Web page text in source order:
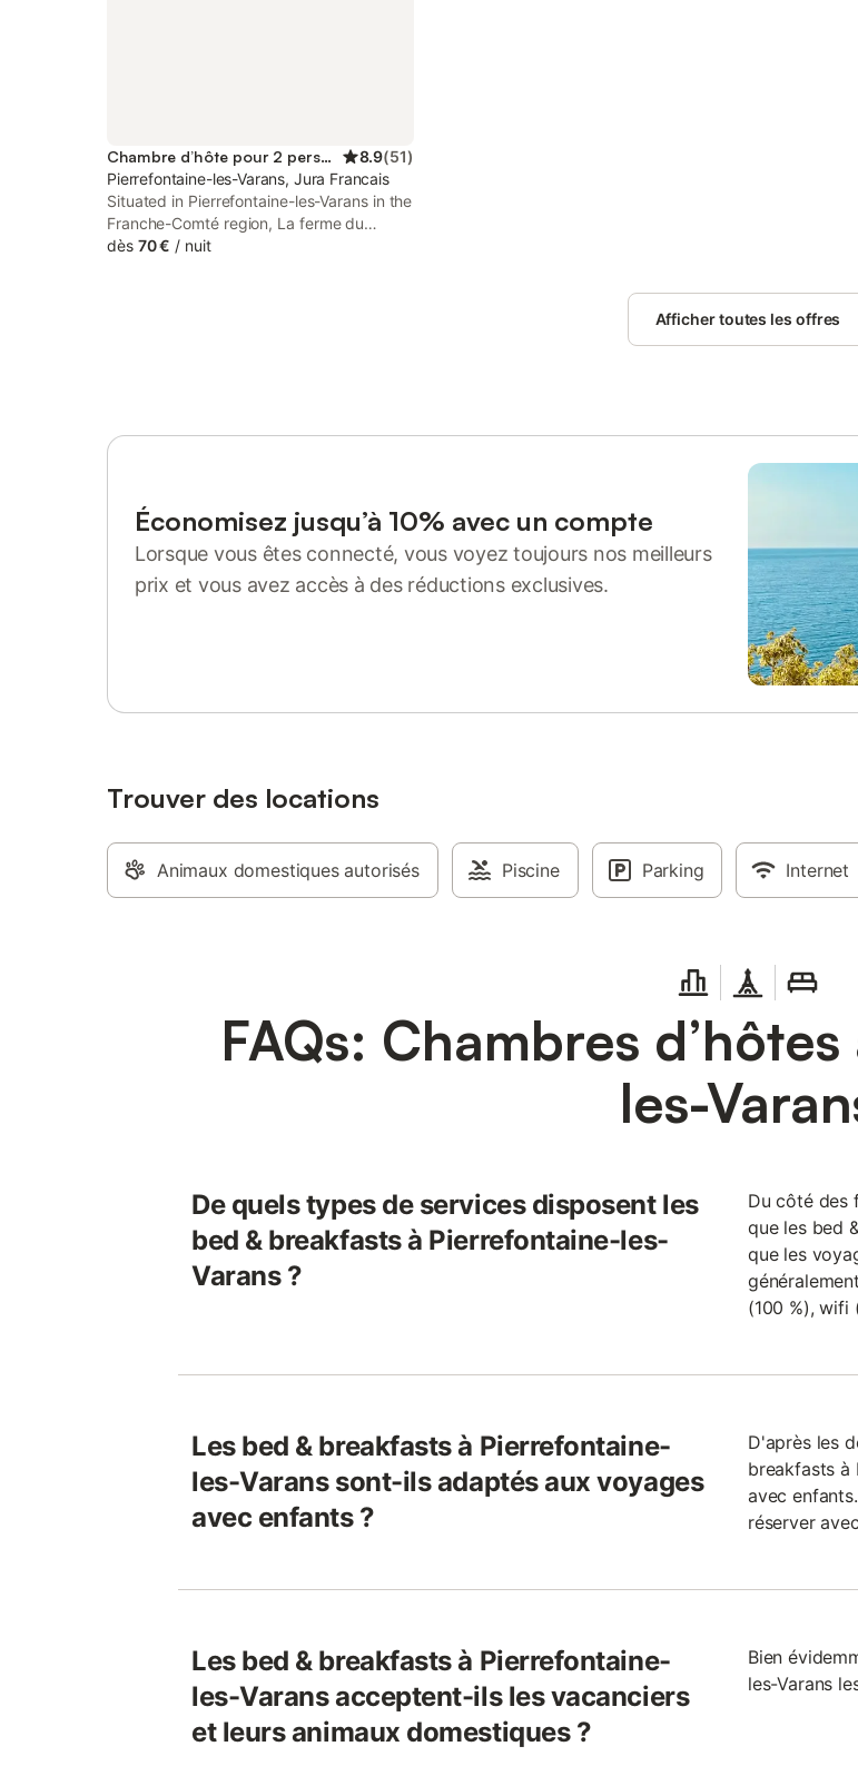
Chambre d’hôte pour 2 personnes 8.9(51)
Pierrefontaine-les-Varans, Jura Francais
Situated in Pierrefontaine-les-Varans in the
Franche-Comté region, La ferme du
bonheur has a terrace and garden views.
dès 70 € / nuit
Afficher toutes les offres
Économisez jusqu’à 10% avec un compte
Lorsque vous êtes connecté, vous voyez toujours nos meilleurs
prix et vous avez accès à des réductions exclusives.
Trouver des locations
Animaux domestiques autorisés Piscine Parking Internet
FAQs: Chambres
les-
De quels types de services disposent les
bed & breakfasts à Pierrefontaine-les-
Varans ?
Du côté des
que les bed
que les
(100 %), wifi
Les bed & breakfasts à Pierrefontaine-
les-Varans sont-ils adaptés aux voyages
avec enfants ?
D'après les
breakfasts à
avec
réserver
Les bed & breakfasts à Pierrefontaine-
les-Varans acceptent-ils les vacanciers
et leurs animaux domestiques ?
Bien
les-Varans